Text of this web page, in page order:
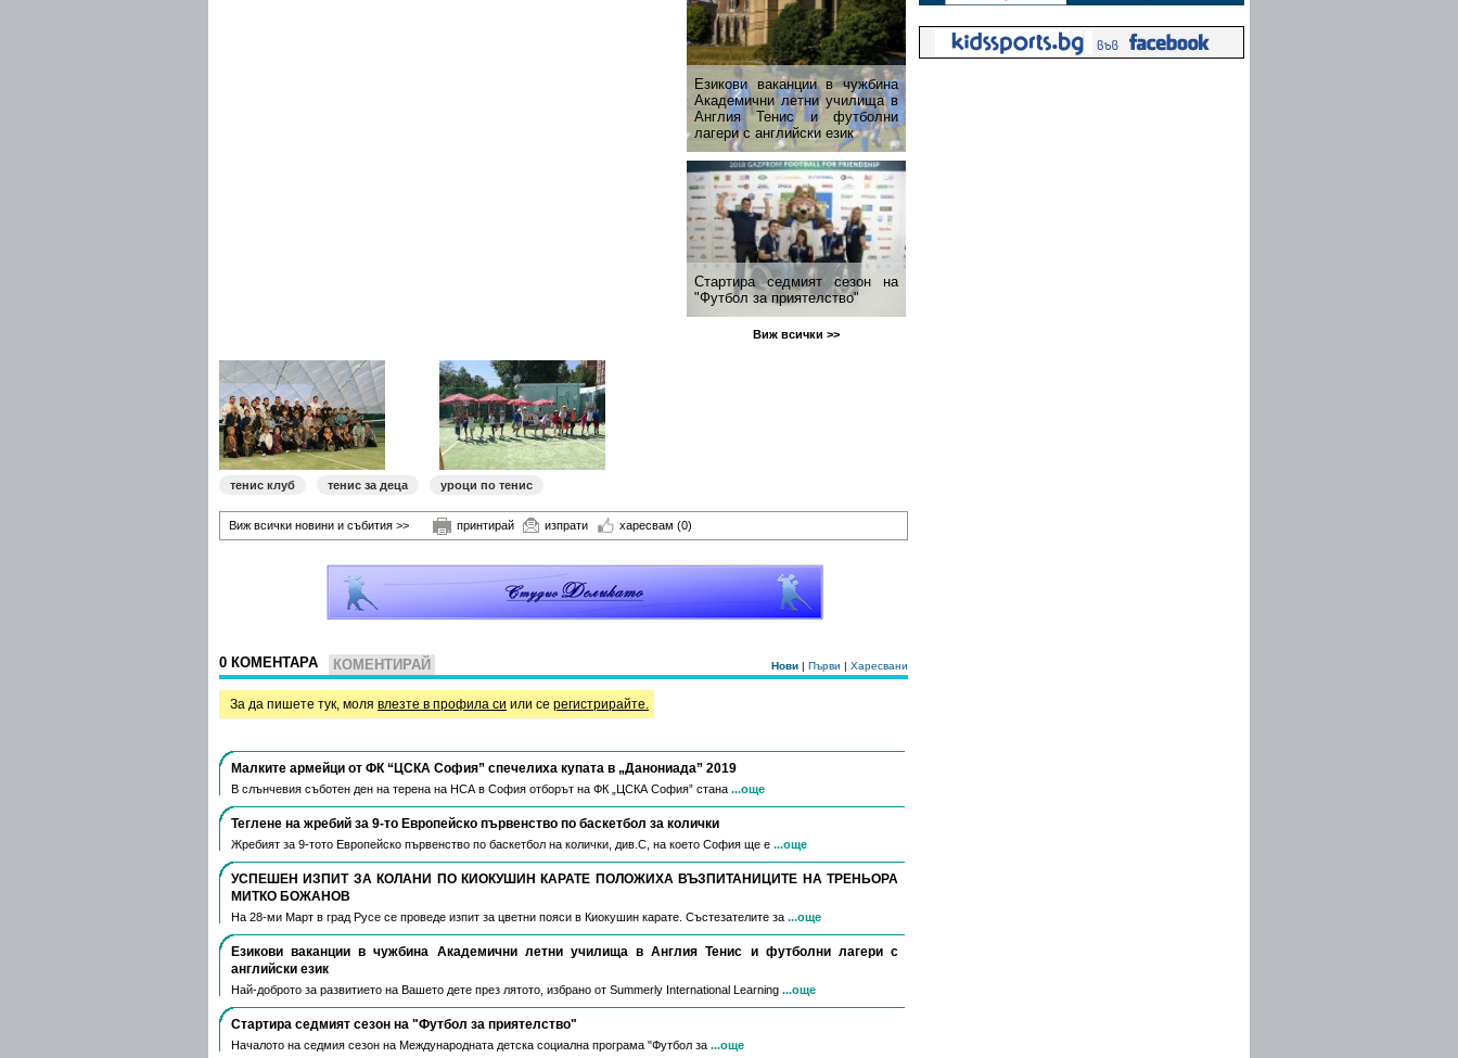
Езикови ваканции​ в чужбина
Академични летни училища в
Англия Тенис и футболни
лагери с английски език
Стартира седмият сезон на
"Футбол за приятелство"
Виж всички >>
тенис клуб тенис за деца уроци по тенис
Виж всички новини и събития >> принтирай изпрати харесвам (0)
0 КОМЕНТАРА КОМЕНТИРАЙ Нови | Първи | Харесвани
За да пишете тук, моля влезте в профила си или се регистрирайте.
Малките армейци от ФК “ЦСКА София” спечелиха купата в „Данониада” 2019
В слънчевия съботен ден на терена на НСА в София отборът на ФК „ЦСКА София” стана ...още
Теглене на жребий за 9-то Европейско първенство по баскетбол за колички
Жребият за 9-тото Европейско първенство по баскетбол на колички, див.С, на което София ще е ...още
УСПЕШЕН ИЗПИТ ЗА КОЛАНИ ПО КИОКУШИН КАРАТЕ ПОЛОЖИХА ВЪЗПИТАНИЦИТЕ НА ТРЕНЬОРА
МИТКО БОЖАНОВ
На 28-ми Март в град Русе се проведе изпит за цветни пояси в Киокушин карате. Състезателите за ...още
Езикови ваканции​ в чужбина Академични летни училища в Англия Тенис и футболни лагери с
английски език
Най-доброто за развитието на Вашето дете през лятото, избрано от Summerly International Learning ...още
Стартира седмият сезон на "Футбол за приятелство"
Началото на седмия сезон на Международната детска социална програма "Футбол за ...още